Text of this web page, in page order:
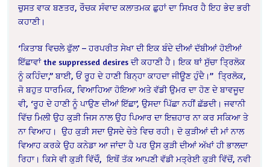
ਚੁਸਤ ਵਾਕ ਬਣਤਰ, ਰੌਚਕ ਸੰਵਾਦ ਕਲਾਤਮਕ ਛੁਹਾਂ ਦਾ ਸਿਖਰ ਹੈ ਇਹ ਭੇਦ ਭਰੀ
ਕਹਾਣੀ।
‘ਕਿਤਾਬ ਵਿਚਲੇ ਫੁੱਲ’ – ਹਰਪਰੀਤ ਸੇਖਾ ਦੀ ਇਕ ਬੰਦੇ ਦੀਆਂ ਦੱਬੀਆਂ ਹੋਈਆਂ
ਇੱਛਾਵਾਂ the suppressed desires ਦੀ ਕਹਾਣੀ ਹੈ। ਇਕ ਥਾਂ ਸੁੱਚਾ ਤ੍ਰਿਲੋਕ
ਨੂੰ ਕਹਿੰਦਾ,” ਬਾਈ, ਓਂ ਰੂਹ ਦੇ ਹਾਣੀ ਬਿਨ੍ਹਾ ਕਾਹਦਾ ਜੀਊਣ ਹੁੰਦੈ।” ਤ੍ਰਿਲੋਕ,
ਜੋ ਬਹੁਤ ਧਾਰਮਿਕ, ਵਿਆਹਿਆ ਹੋਇਆ ਅਤੇ ਵੱਡੀ ਉਮਰ ਦਾ ਹੋਣ ਦੇ ਬਾਵਜੂਦ
ਵੀ, ‘ਰੂਹ ਦੇ ਹਾਣੀ ਨੂੰ ਪਾਉਣ ਦੀਆਂ ਇੱਛਾ’, ਉਸਦਾ ਪਿੱਛਾ ਨਹੀਂ ਛੱਡਦੀ। ਜਵਾਨੀ
ਵਿੱਚ ਮਿਲੀ ਉਹ ਕੁੜੀ ਜਿਸ ਨਾਲ ਉਹ ਪਿਆਰ ਦਾ ਇਜ਼ਹਾਰ ਨਾ ਕਰ ਸਕਿਆ ਤੇ
ਨਾ ਵਿਆਹ।
ਉਹ ਕੁੜੀ ਸਦਾ ਉਸਦੇ ਚੇਤੇ ਵਿਚ ਰਹੀ। ਦੋ ਕੁੜੀਆਂ ਦੀ ਮਾਂ ਨਾਲ
ਵਿਆਹ ਕਰਕੇ ਉਹ ਕਨੇਡਾ ਆ ਜਾਂਦਾ ਹੈ ਪਰ ਉਸ ਕੁੜੀ ਦੀਆਂ ਅੱਖਾਂ ਹੀ ਭਾਲਦਾ
ਰਿਹਾ। ਕਿਸੇ ਵੀ ਕੁੜੀ ਵਿੱਚੋੰ, ਇਥੋਂ ਤੱਕ ਆਪਣੀ ਵੱਡੀ ਮਤ੍ਰੇਈ ਕੁੜੀ ਵਿੱਚੋਂ, ਨਵੀ